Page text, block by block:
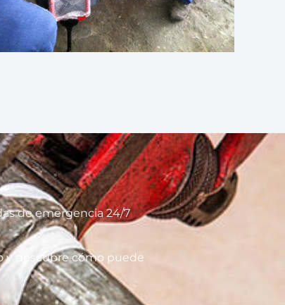
de emergencia 24/7
y descubre cómo puede